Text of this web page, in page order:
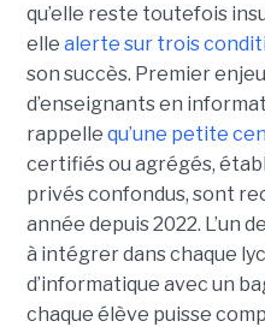
qu’elle reste toutefois
elle alerte sur trois
son succès. Premier
d’enseignants en
rappelle qu’une petite
certifiés ou agrégés,
privés confondus, sont
année depuis 2022. L’un
à intégrer dans chaque
d’informatique avec un
chaque élève puisse